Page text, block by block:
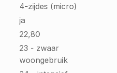
4-zijdes (micro)
ja
22,80
23 - zwaar
woongebruik